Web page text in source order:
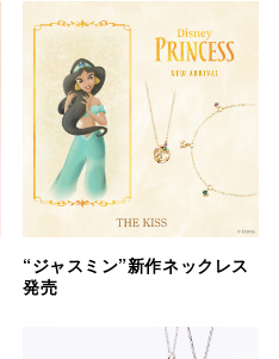
“ジャスミン”新作ネックレス
発売